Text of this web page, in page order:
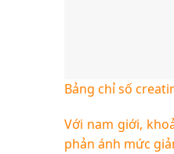
Bảng chỉ số
Với nam giới,
phản ánh mức